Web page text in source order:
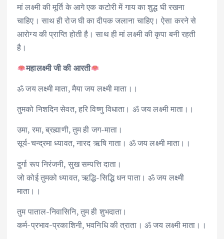
मां लक्ष्मी की मूर्ति के आगे एक कटोरी में गाय का शुद्ध घी रखना
चाहिए। साथ ही रोज घी का दीपक जलाना चाहिए। ऐसा करने से
आरोग्य की प्राप्ति होती है। साथ ही मां लक्ष्मी की कृपा बनी रहती
है।
महालक्ष्मी जी की आरती
ॐ जय लक्ष्मी माता, मैया जय लक्ष्मी माता।।
तुमको निशदिन सेवत, हरि विष्णु विधाता। ॐ जय लक्ष्मी माता।।
उमा, रमा, ब्रह्माणी, तुम ही जग-माता।
सूर्य-चन्द्रमा ध्यावत, नारद ऋषि गाता। ॐ जय लक्ष्मी माता‌।।
दुर्गा रूप निरंजनी, सुख सम्पत्ति दाता।
जो कोई तुमको ध्यावत, ऋद्धि-सिद्धि धन पाता। ॐ जय लक्ष्मी
माता।।
तुम पाताल-निवासिनि, तुम ही शुभदाता।
कर्म-प्रभाव-प्रकाशिनी, भवनिधि की त्राता। ॐ जय लक्ष्मी माता।।